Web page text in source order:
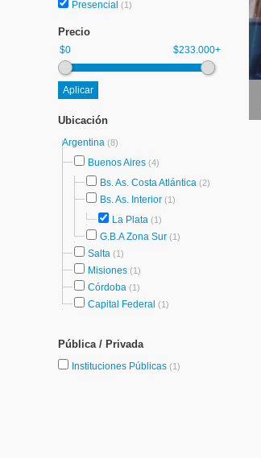
Presencial (1)
Precio
$0 $233.000+
Ubicación
Argentina (8)
Buenos Aires (4)
Bs. As. Costa Atlántica (2)
Bs. As. Interior (1)
La Plata (1)
G.B.A Zona Sur (1)
Salta (1)
Misiones (1)
Córdoba (1)
Capital Federal (1)
Pública / Privada
Instituciones Públicas (1)